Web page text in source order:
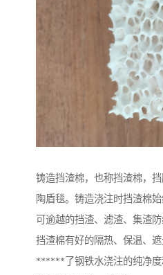
铸造挡渣棉，也称挡渣棉，挡
陶盾毯。铸造浇注时挡渣棉
可逾越的挡渣、滤渣、集渣
挡渣棉有好的隔热、保温、
******了钢铁水浇注的纯净